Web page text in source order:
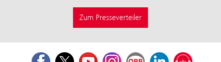
Zum Presseverteiler
FacebookTwitterYoutubeInstagramÖBB Corporate Blog
LinkedInPodcast